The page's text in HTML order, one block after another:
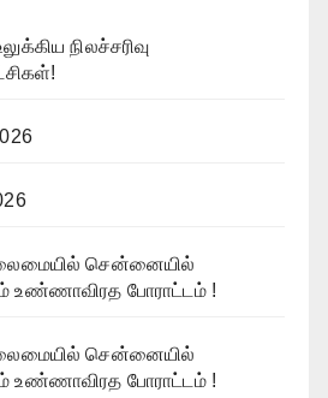
நிலச்சரிவு
சென்னையில்
உண்ணாவிரத போராட்டம் !
சென்னையில்
உண்ணாவிரத போராட்டம் !